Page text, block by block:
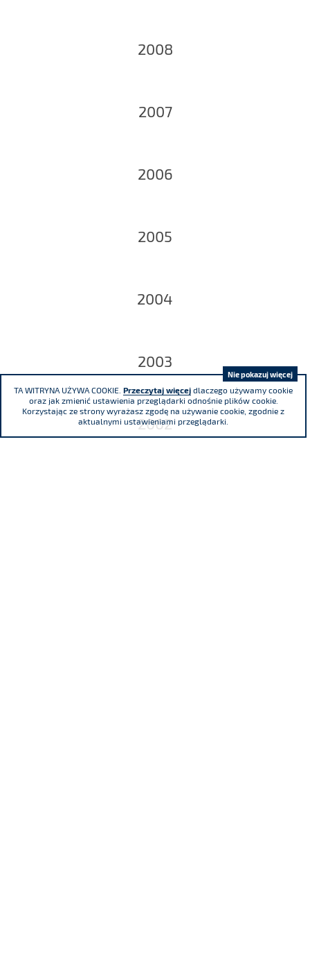
2008
2007
2006
2005
2004
2003
2002
TA WITRYNA UŻYWA COOKIE. Przeczytaj więcej dlaczego używamy cookie
oraz jak zmienić ustawienia przeglądarki odnośnie plików cookie.
Korzystając ze strony wyrażasz zgodę na używanie cookie, zgodnie z
aktualnymi ustawieniami przeglądarki.
Nie pokazuj więcej